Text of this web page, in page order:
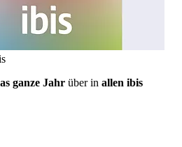
ganze Jahr über in allen ibis